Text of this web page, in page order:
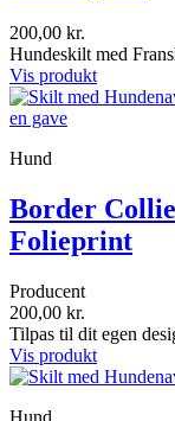
200,00 kr.
Hundeskilt med
Vis produkt
Hund
Border
Folieprint
Producent
200,00 kr.
Tilpas til dit egen
Vis produkt
Hund